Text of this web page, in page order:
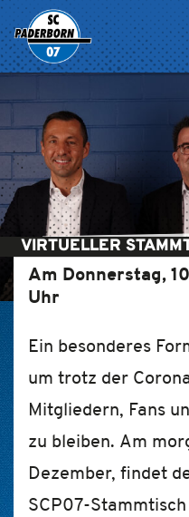
VIRTUELLER
Am Donnerstag,
Uhr
Ein besonderes
um trotz der
Mitgliedern, Fans
zu bleiben. Am
Dezember, findet
SCP07-